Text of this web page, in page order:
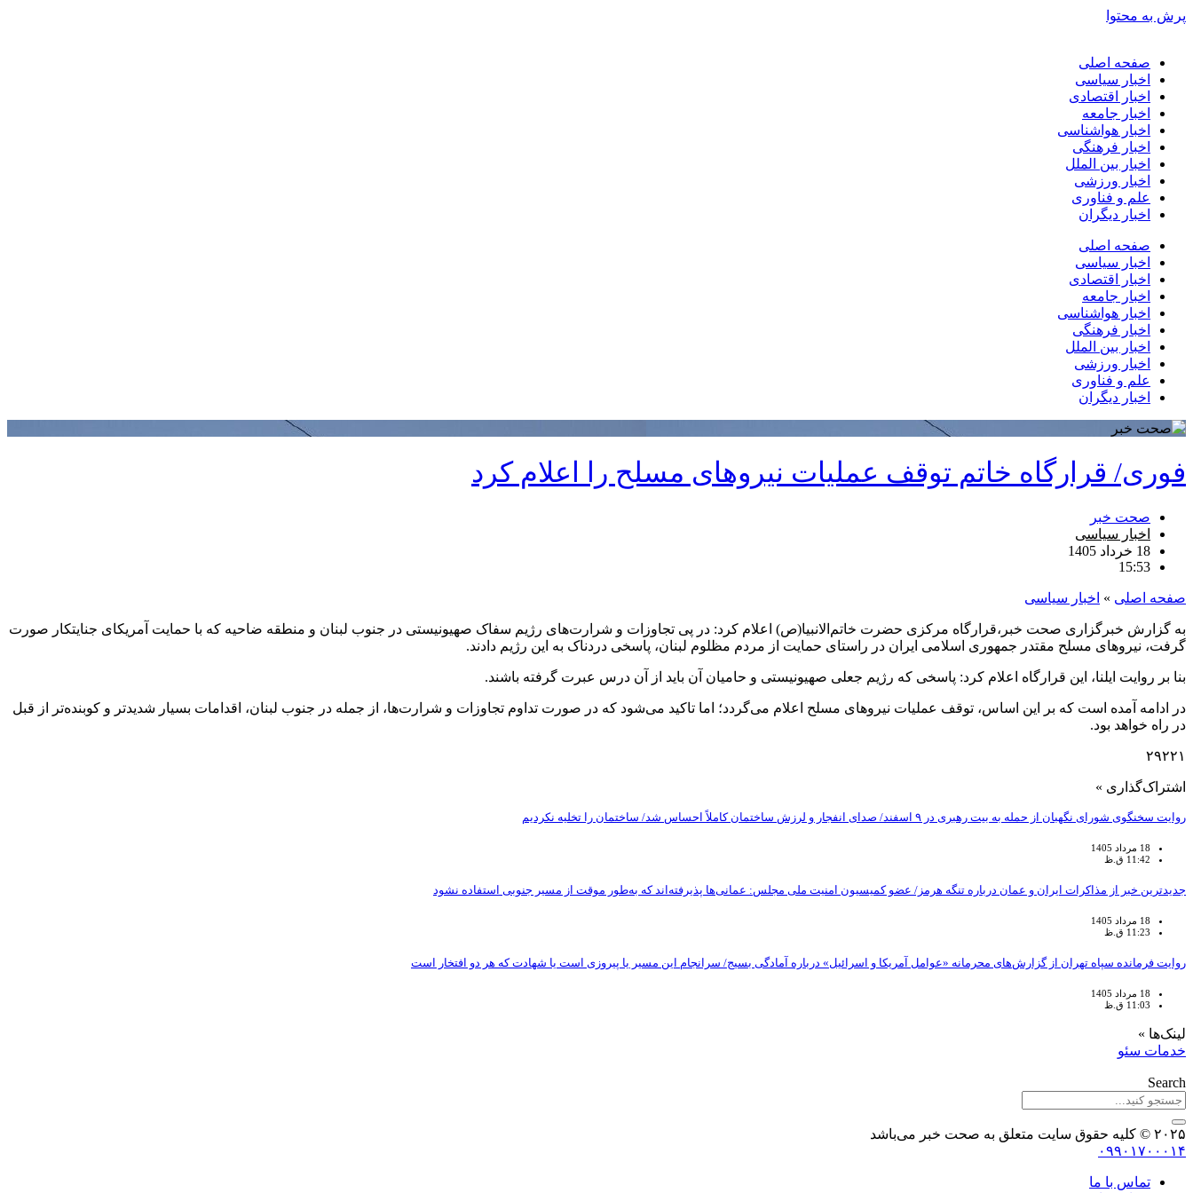
پرش به محتوا
صفحه اصلی
اخبار سیاسی
اخبار اقتصادی
اخبار جامعه
اخبار هواشناسی
اخبار فرهنگی
اخبار بین الملل
اخبار ورزشی
علم و فناوری
اخبار دیگران
صفحه اصلی
اخبار سیاسی
اخبار اقتصادی
اخبار جامعه
اخبار هواشناسی
اخبار فرهنگی
اخبار بین الملل
اخبار ورزشی
علم و فناوری
اخبار دیگران
فوری/ قرارگاه خاتم‌ توقف عملیات نیروهای مسلح را اعلام کرد
صحت خبر
اخبار سیاسی
18 خرداد 1405
15:53
صفحه اصلی » اخبار سیاسی
به گزارش خبرگزاری صحت خبر،قرارگاه مرکزی حضرت خاتم‌الانبیا(ص) اعلام کرد: در پی تجاوزات و شرارت‌های رژیم سفاک صهیونیستی در جنوب لبنان و منطقه ضاحیه که با حمایت آمریکای جنایتکار صورت
گرفت، نیروهای مسلح مقتدر جمهوری اسلامی ایران در راستای حمایت از مردم مظلوم لبنان، پاسخی دردناک به این رژیم دادند.
بنا بر روایت ایلنا، این قرارگاه اعلام کرد: پاسخی که رژیم جعلی صهیونیستی و حامیان آن باید از آن درس عبرت گرفته باشند.
در ادامه آمده است که بر این اساس، توقف عملیات نیروهای مسلح اعلام می‌گردد؛ اما تاکید می‌شود که در صورت تداوم تجاوزات و شرارت‌ها، از جمله در جنوب لبنان، اقدامات بسیار شدیدتر و کوبنده‌تر از قبل
در راه خواهد بود.
۲۹۲۲۱
اشتراک‌گذاری »
روایت سخنگوی شورای نگهبان از حمله به بیت رهبری در ۹ اسفند/ صدای انفجار و لرزش ساختمان کاملاً احساس شد/ ساختمان را تخلیه نکردیم
18 مرداد 1405
11:42 ق.ظ
جدیدترین خبر از مذاکرات ایران و عمان درباره تنگه هرمز/ عضو کمیسیون امنیت ملی مجلس: عمانی‌ها پذیرفته‌اند که به‌طور موقت از مسیر جنوبی استفاده نشود
18 مرداد 1405
11:23 ق.ظ
روایت فرمانده سپاه تهران از گزارش‌های محرمانه «عوامل آمریکا و اسرائیل» درباره آمادگی بسیج/ سرانجام این مسیر یا پیروزی است یا شهادت که هر دو افتخار است
18 مرداد 1405
11:03 ق.ظ
لینک‌ها »
خدمات سئو
Search
۲۰۲۵ © کلیه حقوق سایت متعلق به صحت خبر می‌باشد
۰۹۹۰۱۷۰۰۰۱۴
تماس با ما